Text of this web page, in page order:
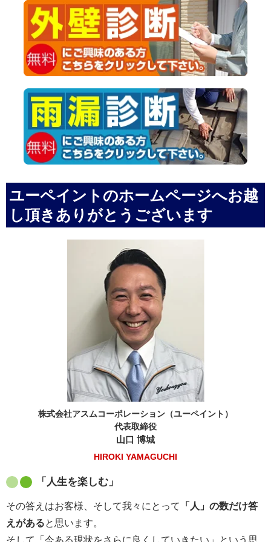
ユーペイントのホームページへお越
し頂きありがとうございます
株式会社アスムコーポレーション（ユーペイント）
代表取締役
山口 博城
HIROKI YAMAGUCHI
「人生を楽しむ」
その答えはお客様、そして我々にとって
「人」の数だけ答
えがあると思います。
そして「今ある現状をさらに良くしていきたい」という思